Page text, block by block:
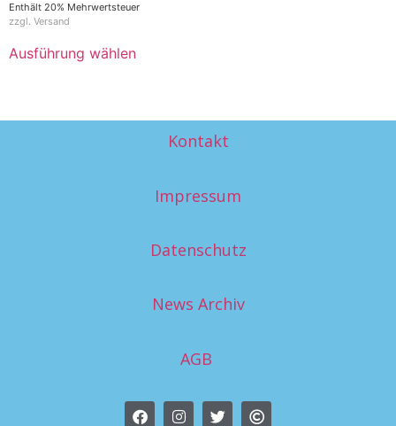
Enthält 20% Mehrwertsteuer
zzgl. Versand
Ausführung wählen
Kontakt
Impressum
Datenschutz
News Archiv
AGB